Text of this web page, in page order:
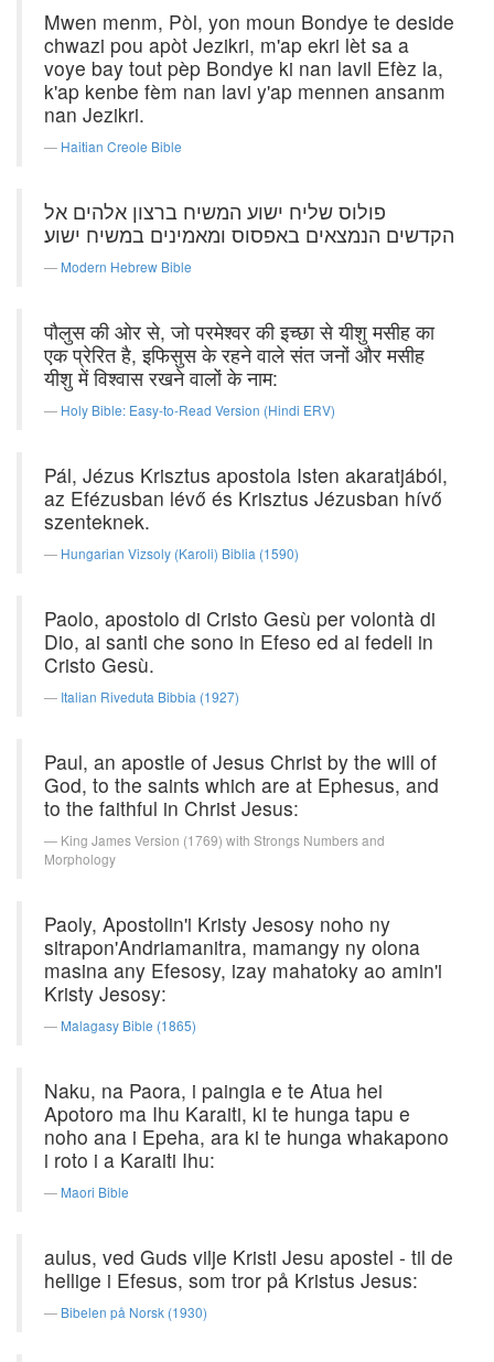
Mwen menm, Pòl, yon moun Bondye te deside
chwazi pou apòt Jezikri, m'ap ekri lèt sa a
voye bay tout pèp Bondye ki nan lavil Efèz la,
k'ap kenbe fèm nan lavi y'ap mennen ansanm
nan Jezikri.
Haitian Creole Bible
פולוס שליח ישוע המשיח ברצון אלהים אל
הקדשים הנמצאים באפסוס ומאמינים במשיח ישוע׃
Modern Hebrew Bible
पौलुस की ओर से, जो परमेश्वर की इच्छा से यीशु मसीह का
एक प्रेरित है, इफिसुस के रहने वाले संत जनों और मसीह
यीशु में विश्वास रखने वालों के नाम:
Holy Bible: Easy-to-Read Version (Hindi ERV)
Pál, Jézus Krisztus apostola Isten akaratjából,
az Efézusban lévő és Krisztus Jézusban hívő
szenteknek.
Hungarian Vizsoly (Karoli) Biblia (1590)
Paolo, apostolo di Cristo Gesù per volontà di
Dio, ai santi che sono in Efeso ed ai fedeli in
Cristo Gesù.
Italian Riveduta Bibbia (1927)
Paul, an apostle of Jesus Christ by the will of
God, to the saints which are at Ephesus, and
to the faithful in Christ Jesus:
King James Version (1769) with Strongs Numbers and
Morphology
Paoly, Apostolin'i Kristy Jesosy noho ny
sitrapon'Andriamanitra, mamangy ny olona
masina any Efesosy, izay mahatoky ao amin'i
Kristy Jesosy:
Malagasy Bible (1865)
Naku, na Paora, i paingia e te Atua hei
Apotoro ma Ihu Karaiti, ki te hunga tapu e
noho ana i Epeha, ara ki te hunga whakapono
i roto i a Karaiti Ihu:
Maori Bible
aulus, ved Guds vilje Kristi Jesu apostel - til de
hellige i Efesus, som tror på Kristus Jesus:
Bibelen på Norsk (1930)